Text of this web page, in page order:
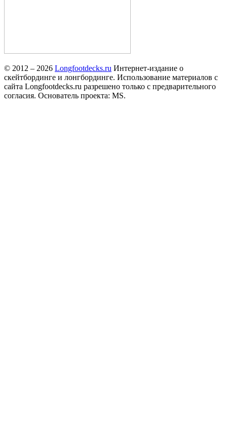
© 2012 – 2026 Longfootdecks.ru Интернет-издание о
скейтбординге и лонгбординге. Использование материалов с
сайта Longfootdecks.ru разрешено только с предварительного
согласия. Основатель проекта: MS.